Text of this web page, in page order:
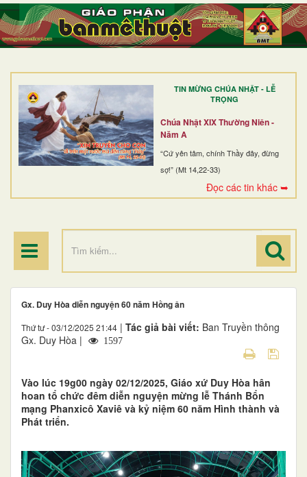
TIN MỪNG CHÚA NHẬT - LỄ
TRỌNG
Chúa Nhật XIX Thường Niên -
Năm A
“Cứ yên tâm, chính Thầy đây, đừng
sợ!” (Mt 14,22-33)
Đọc các tin khác ➥
TRANG NHẤT
GIỚI THIỆU
DÒNG TU
BAN MỤC VỤ
ĐOÀN THỂ CG
ĐIỂM HÀNH HƯƠNG
Gx. Duy Hòa diễn nguyện 60 năm Hồng ân
Thứ tư - 03/12/2025 21:44 | Tác giả bài viết: Ban Truyền thông
Gx. Duy Hòa |
1597
Vào lúc 19g00 ngày 02/12/2025, Giáo xứ Duy Hòa hân
hoan tổ chức đêm diễn nguyện mừng lễ Thánh Bổn
mạng Phanxicô Xaviê và kỷ niệm 60 năm Hình thành và
Phát triển.